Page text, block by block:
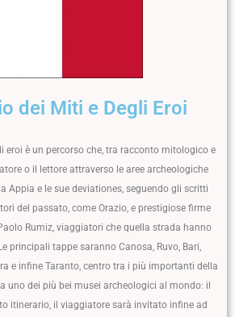
dei Miti e Degli Eroi
eroi è un percorso che, tra racconto mitologico e
o il lettore attraverso le aree archeologiche
Appia e le sue deviationes, seguendo gli scritti
del passato, come Orazio, e prestigiose firme
Rumiz, viaggiatori che quella strada hanno
principali tappe saranno Canosa, Ruvo, Bari,
e infine Taranto, centro tra i più importanti della
uno dei più bei musei archeologici al mondo: il
itinerario, il viaggiatore sarà invitato infine ad